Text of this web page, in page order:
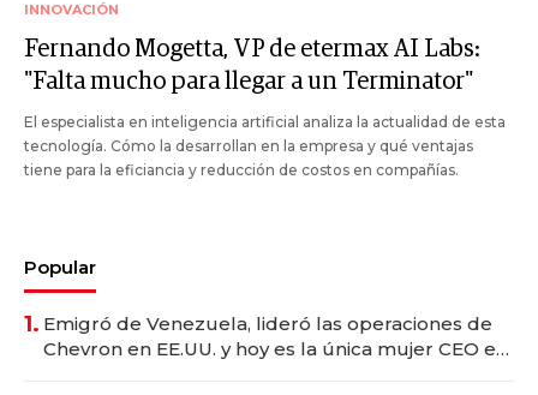
INNOVACIÓN
Fernando Mogetta, VP de etermax AI Labs:
"Falta mucho para llegar a un Terminator"
El especialista en inteligencia artificial analiza la actualidad de esta
tecnología. Cómo la desarrollan en la empresa y qué ventajas
tiene para la eficiancia y reducción de costos en compañías.
Popular
1. Emigró de Venezuela, lideró las operaciones de
Chevron en EE.UU. y hoy es la única mujer CEO en